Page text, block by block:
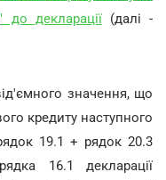
декларації(далі -
значення, що
кредиту наступного
19.1 + рядок 20.3
16.1 декларації